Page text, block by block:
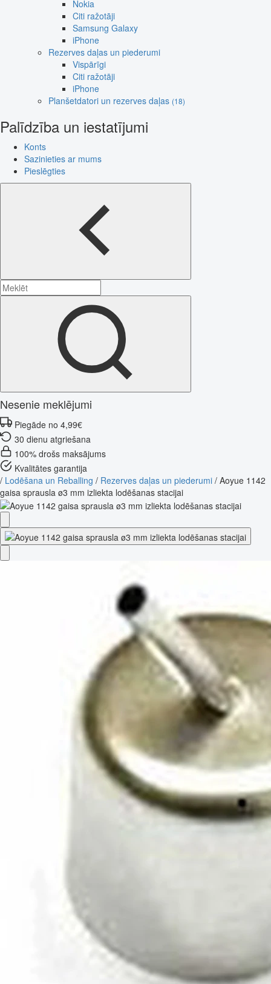
Nokia
Citi ražotāji
Samsung Galaxy
iPhone
Rezerves daļas un piederumi
Vispārīgi
Citi ražotāji
iPhone
Planšetdatori un rezerves daļas (18)
Palīdzība un iestatījumi
Konts
Sazinieties ar mums
Pieslēgties
Nesenie meklējumi
Piegāde no 4,99€
30 dienu atgriešana
100% drošs maksājums
Kvalitātes garantija
/ Lodēšana un Reballing / Rezerves daļas un piederumi / Aoyue 1142
gaisa sprausla ø3 mm izliekta lodēšanas stacijai